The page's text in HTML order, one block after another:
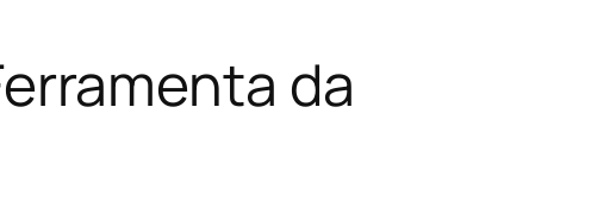
da